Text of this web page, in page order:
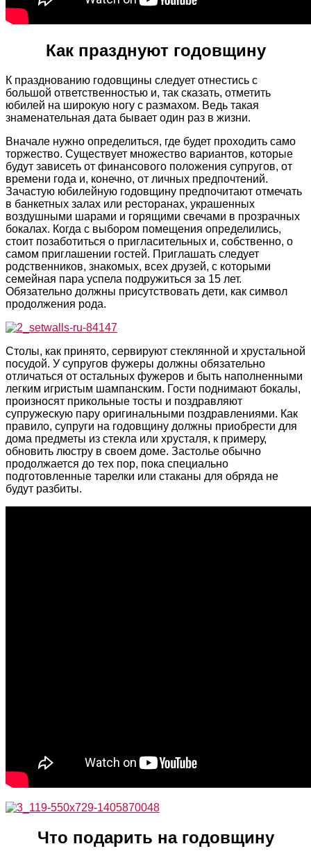
Как празднуют годовщину
К празднованию годовщины следует отнестись с
большой ответственностью и, так сказать, отметить
юбилей на широкую ногу с размахом. Ведь такая
знаменательная дата бывает один раз в жизни.
Вначале нужно определиться, где будет проходить само
торжество. Существует множество вариантов, которые
будут зависеть от финансового положения супругов, от
времени года и, конечно, от личных предпочтений.
Зачастую юбилейную годовщину предпочитают отмечать
в банкетных залах или ресторанах, украшенных
воздушными шарами и горящими свечами в прозрачных
бокалах. Когда с выбором помещения определились,
стоит позаботиться о пригласительных и, собственно, о
самом приглашении гостей. Приглашать следует
родственников, знакомых, всех друзей, с которыми
семейная пара успела подружиться за 15 лет.
Обязательно должны присутствовать дети, как символ
продолжения рода.
Столы, как принято, сервируют стеклянной и хрустальной
посудой. У супругов фужеры должны обязательно
отличаться от остальных фужеров и быть наполненными
легким игристым шампанским. Гости поднимают бокалы,
произносят прикольные тосты и поздравляют
супружескую пару оригинальными поздравлениями. Как
правило, супруги на годовщину должны приобрести для
дома предметы из стекла или хрусталя, к примеру,
обновить люстру в своем доме. Застолье обычно
продолжается до тех пор, пока специально
подготовленные тарелки или стаканы для обряда не
будут разбиты.
Что подарить на годовщину